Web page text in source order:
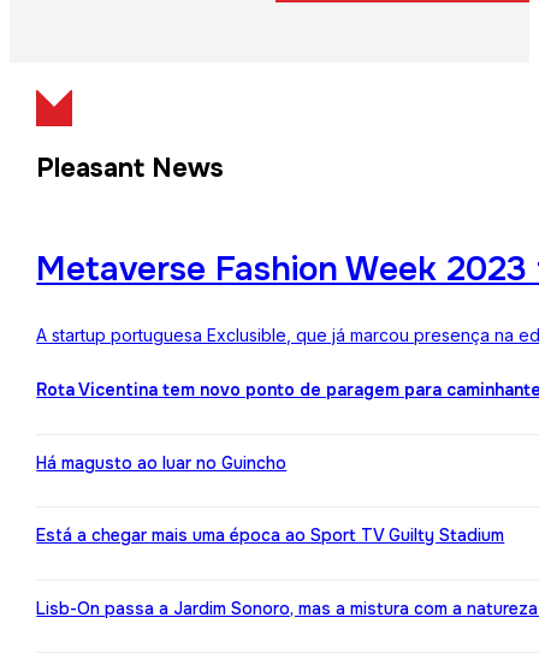
Pleasant News
Metaverse Fashion Week
A startup portuguesa Exclusible, que já marcou presença na
Rota Vicentina tem novo ponto de paragem para
Há magusto ao luar no Guincho
Está a chegar mais uma época ao Sport TV Guilty Stadium
Lisb-On passa a Jardim Sonoro, mas a mistura com a